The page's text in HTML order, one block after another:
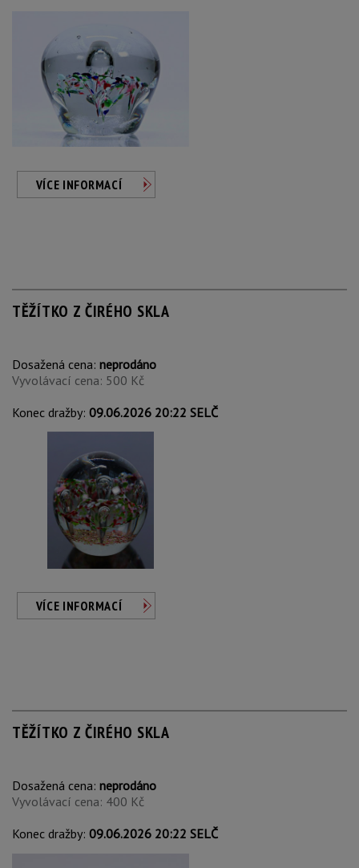
VÍCE INFORMACÍ
TĚŽÍTKO Z ČIRÉHO SKLA
Dosažená cena: neprodáno
Vyvolávací cena: 500 Kč
Konec dražby: 09.06.2026 20:22 SELČ
VÍCE INFORMACÍ
TĚŽÍTKO Z ČIRÉHO SKLA
Dosažená cena: neprodáno
Vyvolávací cena: 400 Kč
Konec dražby: 09.06.2026 20:22 SELČ